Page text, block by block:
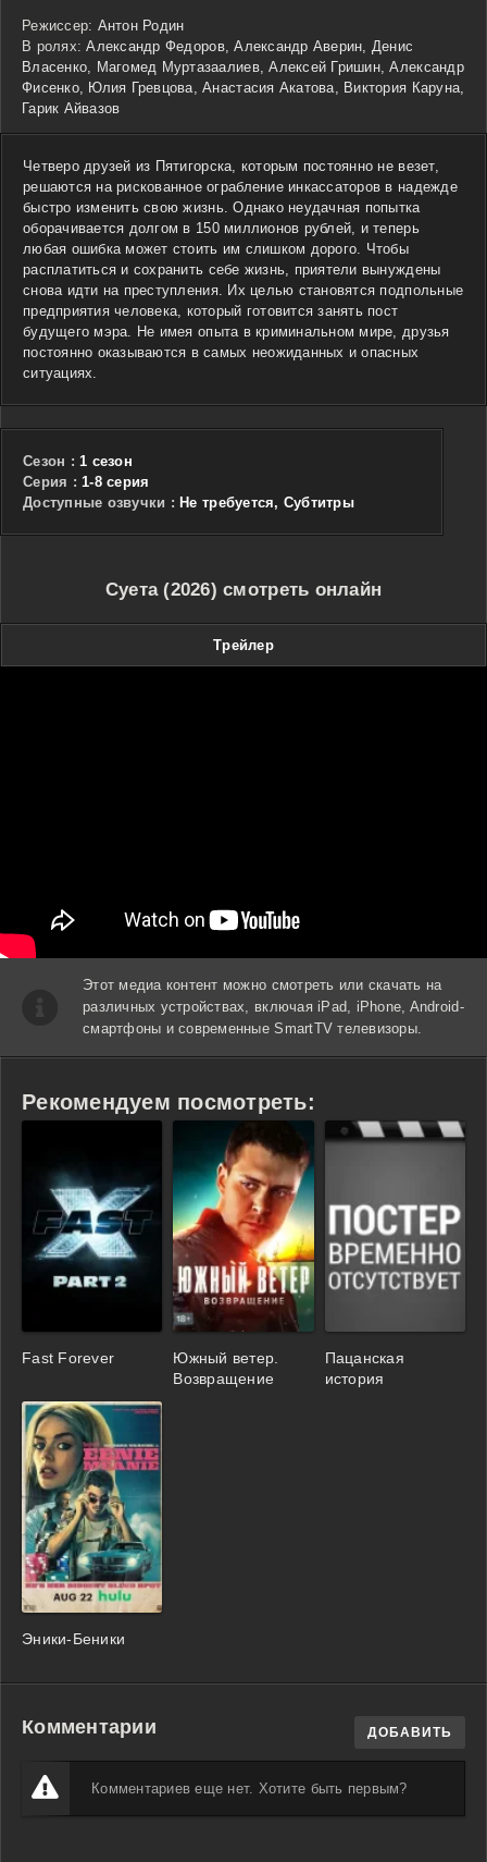
Режиссер: Антон Родин
В ролях: Александр Федоров, Александр Аверин, Денис
Власенко, Магомед Муртазаалиев, Алексей Гришин, Александр
Фисенко, Юлия Гревцова, Анастасия Акатова, Виктория Каруна,
Гарик Айвазов
Четверо друзей из Пятигорска, которым постоянно не везет,
решаются на рискованное ограбление инкассаторов в надежде
быстро изменить свою жизнь. Однако неудачная попытка
оборачивается долгом в 150 миллионов рублей, и теперь
любая ошибка может стоить им слишком дорого. Чтобы
расплатиться и сохранить себе жизнь, приятели вынуждены
снова идти на преступления. Их целью становятся подпольные
предприятия человека, который готовится занять пост
будущего мэра. Не имея опыта в криминальном мире, друзья
постоянно оказываются в самых неожиданных и опасных
ситуациях.
Сезон : 1 сезон
Cерия : 1-8 серия
Доступные озвучки : Не требуется, Субтитры
Суета (2026) смотреть онлайн
Трейлер
Этот медиа контент можно смотреть или скачать на
различных устройствах, включая iPad, iPhone, Android-
смартфоны и современные SmartTV телевизоры.
Рекомендуем посмотреть:
Fast Forever
Южный ветер.
Возвращение
Пацанская
история
Эники-Беники
Комментарии ДОБАВИТЬ
Комментариев еще нет. Хотите быть первым?